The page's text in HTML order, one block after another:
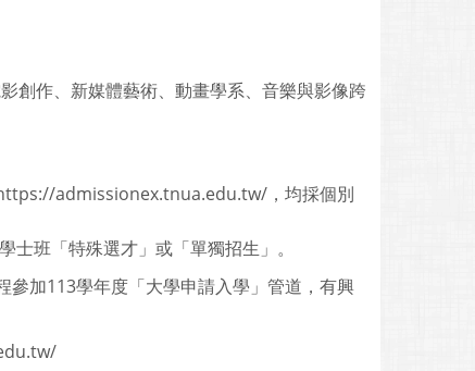
創作、新媒體藝術、動畫學系、音樂與影像跨
admissionex.tnua.edu.tw/，均採個別
班「特殊選才」或「單獨招生」。
加113學年度「大學申請入學」管道，有興